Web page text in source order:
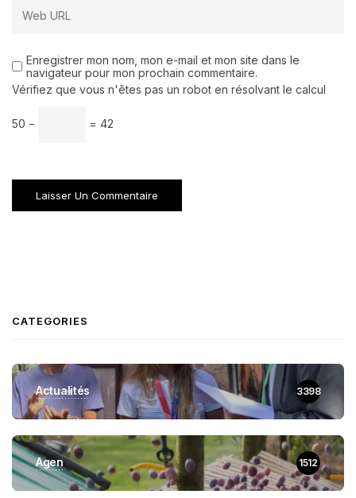
Enregistrer mon nom, mon e-mail et mon site dans le
navigateur pour mon prochain commentaire.
Vérifiez que vous n'êtes pas un robot en résolvant le calcul
50 − = 42
CATEGORIES
Actualités 3398
Agen 1512